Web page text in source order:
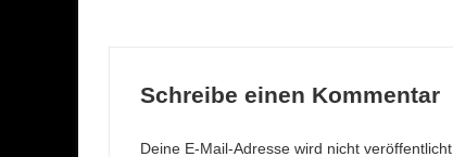
Schreibe einen Kommentar
Deine E-Mail-Adresse wird nicht veröffentlicht.